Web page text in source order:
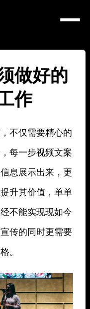
做好的
作
不仅需要精心的
每一步视频文案
息展示出来，更
升其价值，单单
不能实现现如今
传的同时更需要
。